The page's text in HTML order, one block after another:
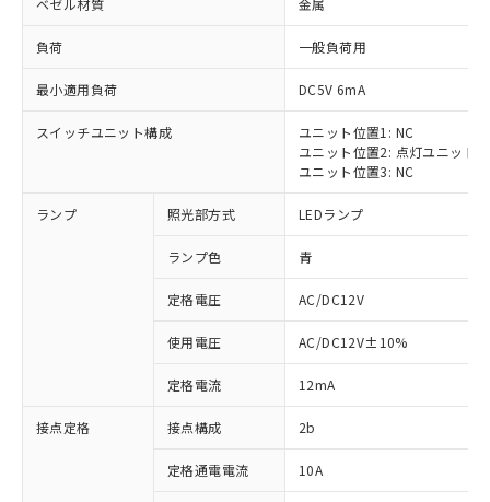
ベゼル材質 金属
負荷 一般負荷用
最小適用負荷 DC5V 6mA
スイッチユニット構成
ユニット位置1: NC
ユニット位置2: 点灯ユニット
ユニット位置3: NC
ランプ 照光部方式 LEDランプ
ランプ色 青
定格電圧 AC/DC12V
使用電圧 AC/DC12V±10%
定格電流 12mA
接点定格 接点構成 2b
定格通電電流 10A
ご利用条件
※1 対応状況
対応済み：EU RoHS指令（10物質）の
非含有に対応した製品が提供可能な商品で
す。
対応予定：EU RoHS指令（10物質）の非含
有に対応した製品に切り替える予定のある